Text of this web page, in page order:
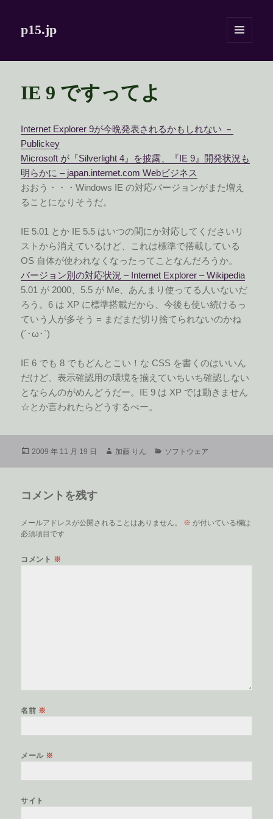
p15.jp
IE 9 ですってよ
Internet Explorer 9が今晩発表されるかもしれない －
Publickey
Microsoft が『Silverlight 4』を披露、『IE 9』開発状況も
明らかに – japan.internet.com Webビジネス
おおう・・・Windows IE の対応バージョンがまた増え
ることになりそうだ。
IE 5.01 とか IE 5.5 はいつの間にか対応してくださいリ
ストから消えているけど、これは標準で搭載している
OS 自体が使われなくなったってことなんだろうか。
バージョン別の対応状況 – Internet Explorer – Wikipedia
5.01 が 2000、5.5 が Me、あんまり使ってる人いないだ
ろう。6 は XP に標準搭載だから、今後も使い続けるっ
ていう人が多そう = まだまだ切り捨てられないのかね
(´･ω･`)
IE 6 でも 8 でもどんとこい！な CSS を書くのはいいん
だけど、表示確認用の環境を揃えていちいち確認しない
とならんのがめんどうだー。IE 9 は XP では動きません
☆とか言われたらどうするべー。
投
2009 年 11 月 19 日
作
加藤 りん
カ
ソフトウェア
コメントを残す
メールアドレスが公開されることはありません。 ※ が付いている欄は
必須項目です
コメント ※
名前 ※
メール ※
サイト